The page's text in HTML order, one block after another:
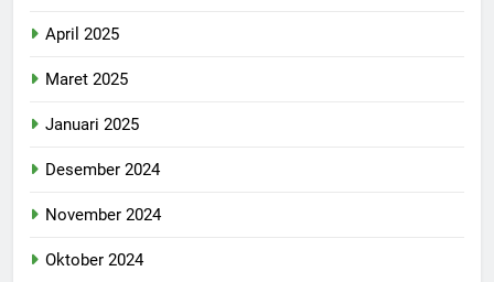
April 2025
Maret 2025
Januari 2025
Desember 2024
November 2024
Oktober 2024